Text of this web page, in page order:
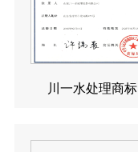
川一水处理商标